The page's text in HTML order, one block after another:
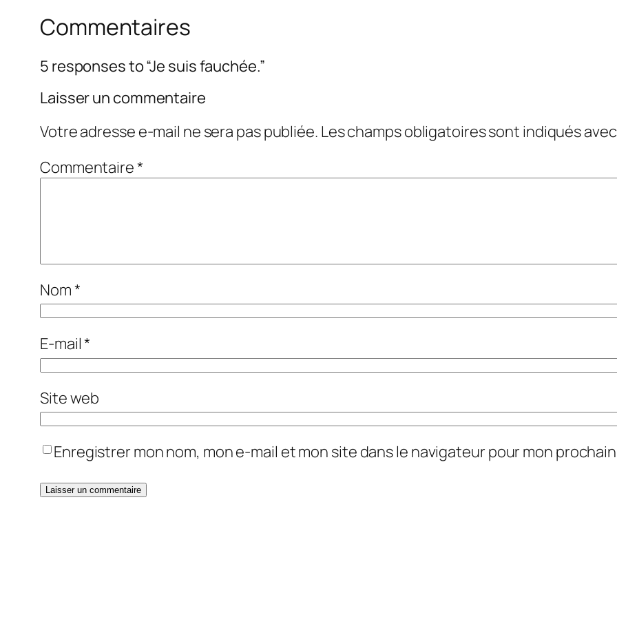
Commentaires
5 responses to “Je suis fauchée.”
Laisser un commentaire
Votre adresse e-mail ne sera pas publiée. Les champs obligatoires sont indiqués
Commentaire*
Nom*
E-mail*
Site web
Enregistrer mon nom, mon e-mail et mon site dans le navigateur pour mon